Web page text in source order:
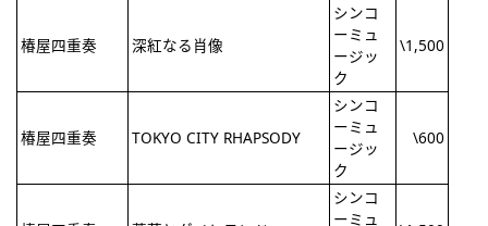
椿屋四重奏 深紅なる肖像
シンコ
ーミュ
ージッ
ク
\1,500
椿屋四重奏 TOKYO CITY RHAPSODY
シンコ
ーミュ
ージッ
ク
\600
シンコ
ーミュ